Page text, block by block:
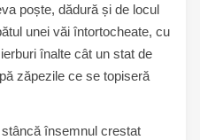
poște, dădură și de locul
unei văi întortocheate, cu
înalte cât un stat de
zăpezile ce se topiseră
însemnul crestat